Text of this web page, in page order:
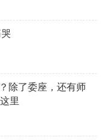
除了委座，还有师
里